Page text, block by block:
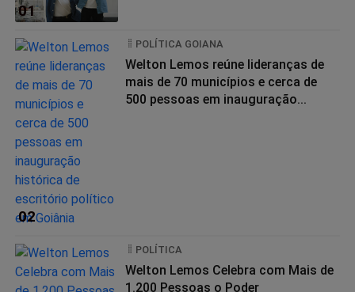
01
02
POLÍTICA GOIANA
Welton Lemos reúne lideranças de
mais de 70 municípios e cerca de
500 pessoas em inauguração...
POLÍTICA
Welton Lemos Celebra com Mais de
1.200 Pessoas o Poder